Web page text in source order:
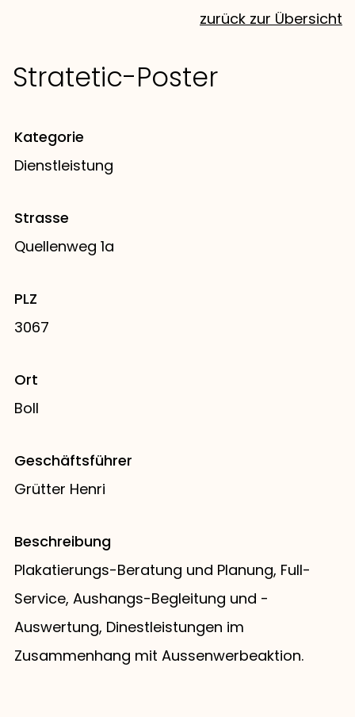
zurück zur Übersicht
Stratetic-Poster
Kategorie
Dienstleistung
Strasse
Quellenweg 1a
PLZ
3067
Ort
Boll
Geschäftsführer
Grütter Henri
Beschreibung
Plakatierungs-Beratung und Planung, Full-
Service, Aushangs-Begleitung und -
Auswertung, Dinestleistungen im
Zusammenhang mit Aussenwerbeaktion.